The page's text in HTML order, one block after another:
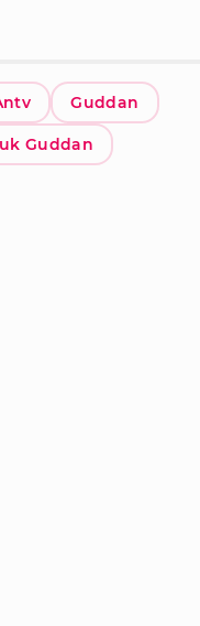
Guddan
Guddan